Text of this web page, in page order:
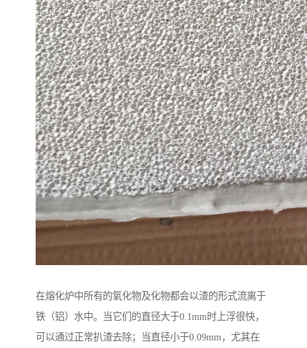
在熔化炉中所有的氧化物及化物都会以渣的形式流离于
铁（铝）水中。当它们的直径大于0.1mm时上浮很快，
可以通过正常扒渣去除；当直径小于0.09mm，尤其在